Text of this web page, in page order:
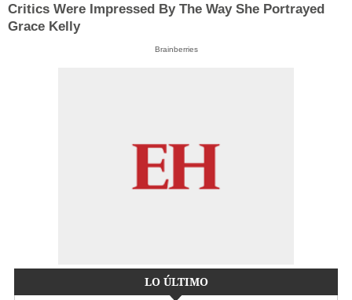
Critics Were Impressed By The Way She Portrayed
Grace Kelly
Brainberries
LO ÚLTIMO